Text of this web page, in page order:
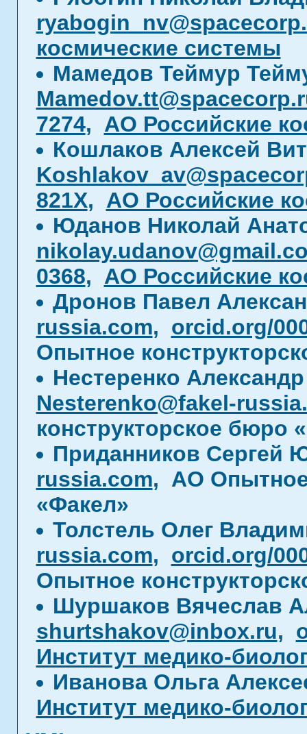
космические системы
Мамедов Теймур
7274, АО Российские
Кошлаков Алексей
821X, АО Российские
Юданов Николай
0368, АО Российские
Дронов Павел
russia.com, orcid.org/
Опытное
Нестеренко
Nesterenko@fakel-
конструкторское бюро
Приданников Сергей
russia.com, АО Опытное
«Факел»
Толстель Олег
russia.com, orcid.org/
Опытное
Шуршаков Вячеслав
shurtshakov@inbox.ru,
Институт медико-
Иванова Ольга
Институт медико-